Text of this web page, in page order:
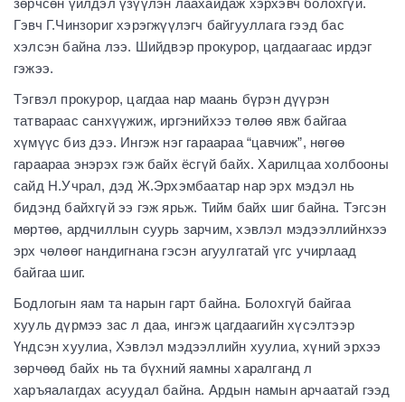
зөрчсөн үйлдэл үзүүлэн лаахайдаж хэрхэвч болохгүй.
Гэвч Г.Чинзориг хэрэгжүүлэгч байгууллага гээд бас
хэлсэн байна лээ. Шийдвэр прокурор, цагдаагаас ирдэг
гэжээ.
Тэгвэл прокурор, цагдаа нар маань бүрэн дүүрэн
татвараас санхүүжиж, иргэнийхээ төлөө явж байгаа
хүмүүс биз дээ. Ингэж нэг гараараа “цавчиж”, нөгөө
гараараа энэрэх гэж байх ёсгүй байх. Харилцаа холбооны
сайд Н.Учрал, дэд Ж.Эрхэмбаатар нар эрх мэдэл нь
бидэнд байхгүй ээ гэж ярьж. Тийм байх шиг байна. Тэгсэн
мөртөө, ардчиллын суурь зарчим, хэвлэл мэдээллийнхээ
эрх чөлөөг нандигнана гэсэн агуулгатай үгс учирлаад
байгаа шиг.
Бодлогын яам та нарын гарт байна. Болохгүй байгаа
хууль дүрмээ зас л даа, ингэж цагдаагийн хүсэлтээр
Үндсэн хуулиа, Хэвлэл мэдээллийн хуулиа, хүний эрхээ
зөрчөөд байх нь та бүхний яамны харалганд л
харъяалагдах асуудал байна. Ардын намын арчаатай гээд